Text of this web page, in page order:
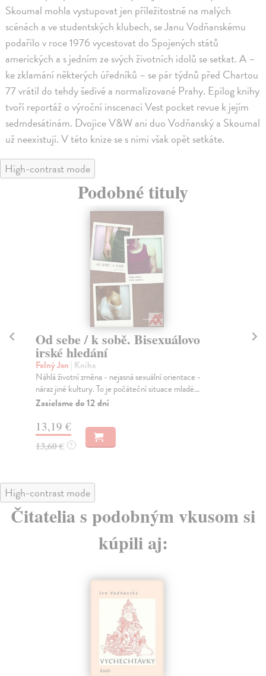
Skoumal mohla vystupovat jen příležitostně na malých
scénách a ve studentských klubech, se Janu Vodňanskému
podařilo v roce 1976 vycestovat do Spojených států
amerických a s jedním ze svých životních idolů se setkat. A –
ke zklamání některých úředníků – se pár týdnů před Chartou
77 vrátil do tehdy šedivé a normalizované Prahy. Epilog knihy
tvoří reportáž o výroční inscenaci Vest pocket revue k jejím
sedmdesátinám. Dvojice V&W ani duo Vodňanský a Skoumal
už neexistují. V této knize se s nimi však opět setkáte.
High-contrast mode
Podobné tituly
Od sebe / k sobě. Bisexuálovo
irské hledání
Folný Jan | Kniha
Náhlá životní změna - nejasná sexuální orientace -
náraz jiné kultury. To je počáteční situace mladé...
Zasielame do 12 dní
13,19 €
13,60 € ?
High-contrast mode
Čitatelia s podobným vkusom si
kúpili aj: